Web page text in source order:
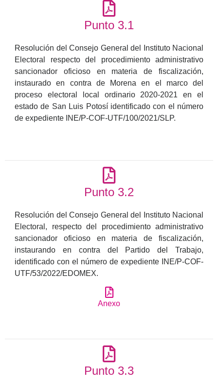
Punto 3.1
Resolución del Consejo General del Instituto Nacional
Electoral respecto del procedimiento administrativo
sancionador oficioso en materia de fiscalización,
instaurado en contra de Morena en el marco del
proceso electoral local ordinario 2020-2021 en el
estado de San Luis Potosí identificado con el número
de expediente INE/P-COF-UTF/100/2021/SLP.
Punto 3.2
Resolución del Consejo General del Instituto Nacional
Electoral, respecto del procedimiento administrativo
sancionador oficioso en materia de fiscalización,
instaurando en contra del Partido del Trabajo,
identificado con el número de expediente INE/P-COF-
UTF/53/2022/EDOMEX.
Anexo
Punto 3.3